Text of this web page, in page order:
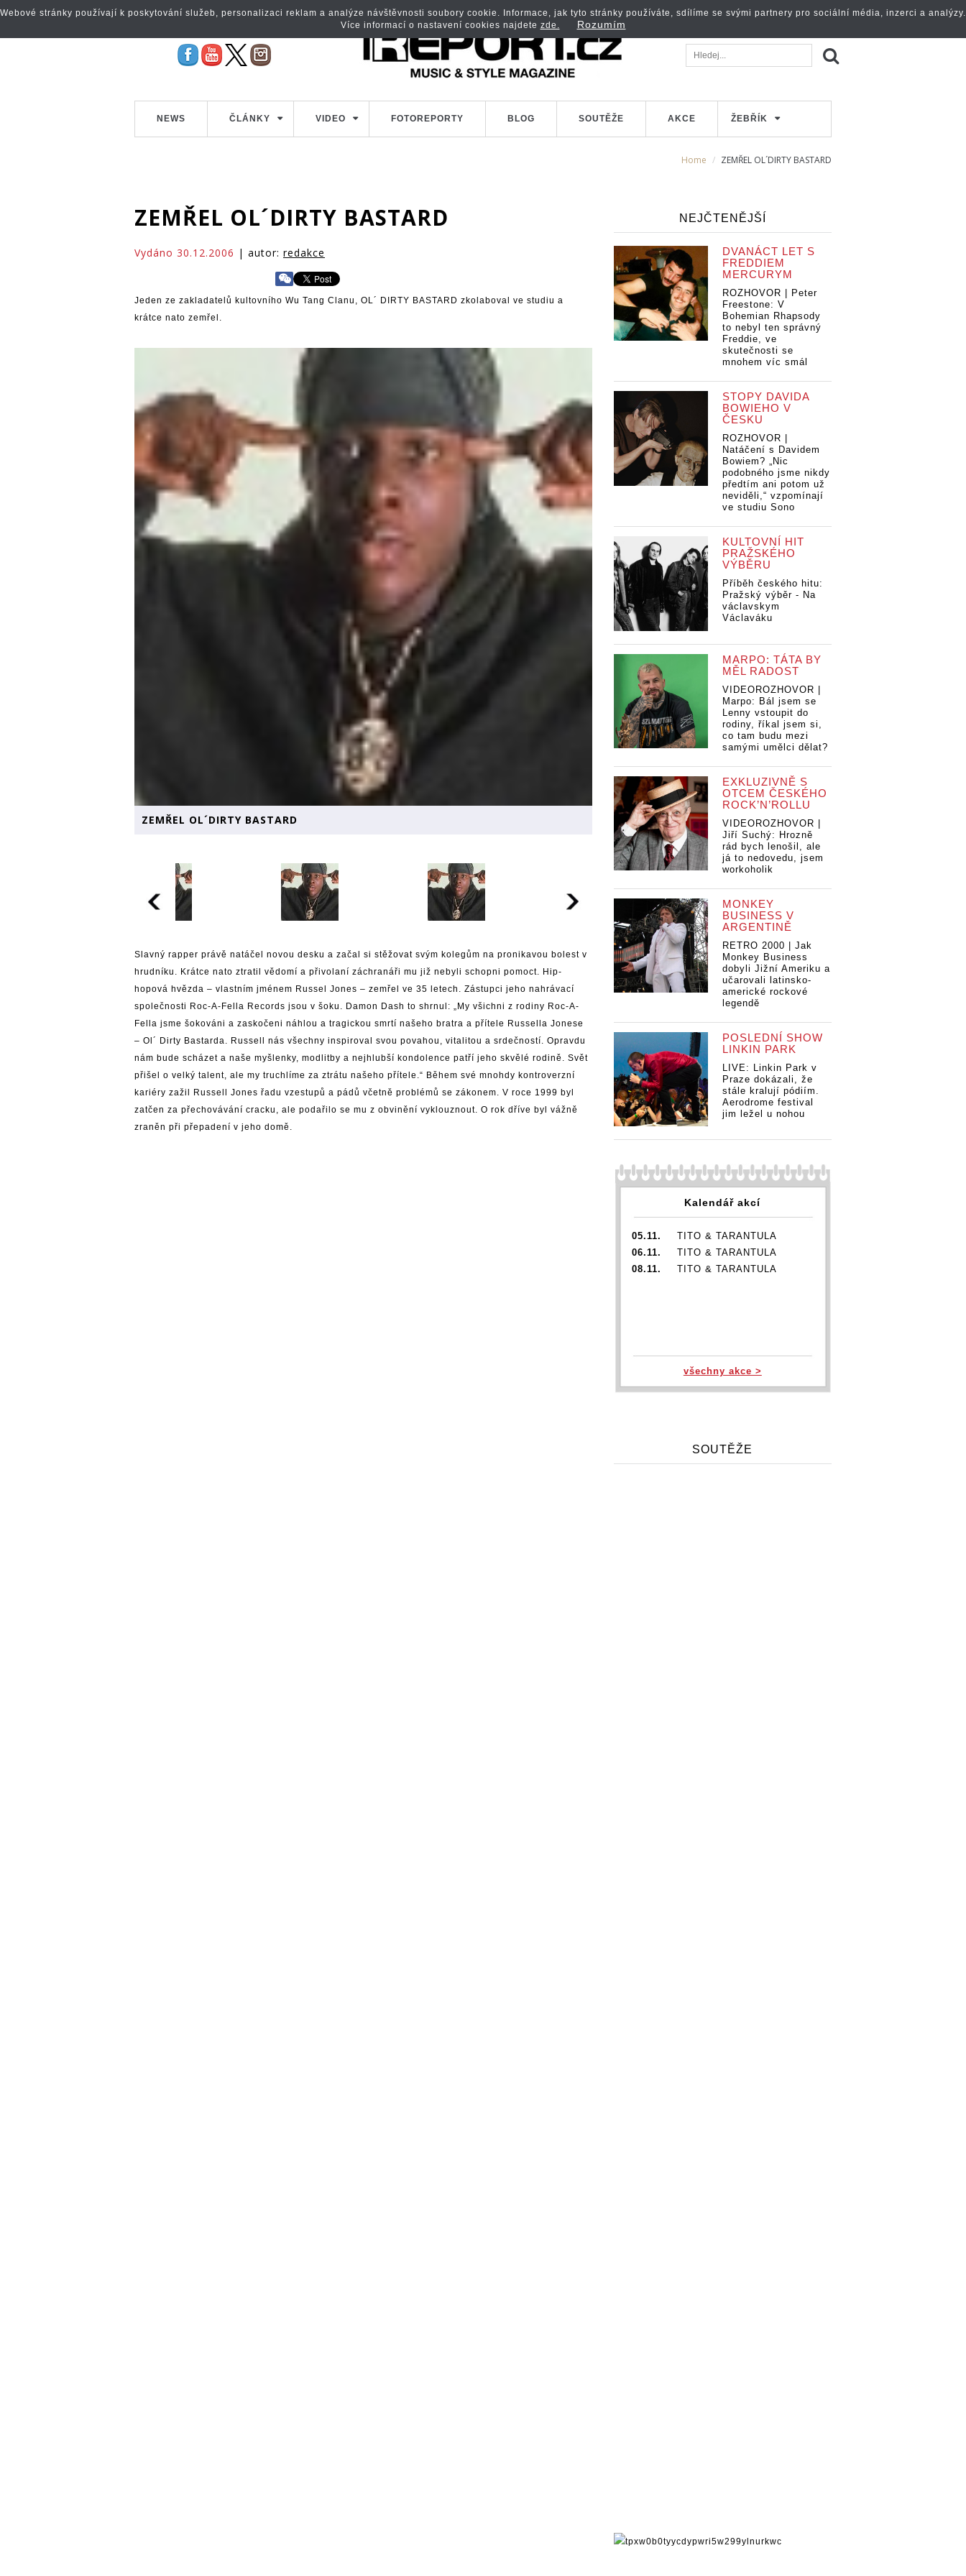
NEWS ČLÁNKY VIDEO FOTOREPORTY BLOG SOUTĚŽE AKCE ŽEBŘÍK
Home ZEMŘEL OL´DIRTY BASTARD
ZEMŘEL OL´DIRTY BASTARD
Vydáno 30.12.2006 | autor: redakce
Jeden ze zakladatelů kultovního Wu Tang Clanu, OL´ DIRTY BASTARD zkolaboval ve studiu a
krátce nato zemřel.
ZEMŘEL OL´DIRTY BASTARD
Slavný rapper právě natáčel novou desku a začal si stěžovat svým kolegům na pronikavou bolest v
hrudníku. Krátce nato ztratil vědomí a přivolaní záchranáři mu již nebyli schopni pomoct. Hip-
hopová hvězda – vlastním jménem Russel Jones – zemřel ve 35 letech. Zástupci jeho nahrávací
společnosti Roc-A-Fella Records jsou v šoku. Damon Dash to shrnul: „My všichni z rodiny Roc-A-
Fella jsme šokováni a zaskočeni náhlou a tragickou smrtí našeho bratra a přítele Russella Jonese
– Ol´ Dirty Bastarda. Russell nás všechny inspiroval svou povahou, vitalitou a srdečností. Opravdu
nám bude scházet a naše myšlenky, modlitby a nejhlubší kondolence patří jeho skvělé rodině. Svět
přišel o velký talent, ale my truchlíme za ztrátu našeho přítele.“ Během své mnohdy kontroverzní
kariéry zažil Russell Jones řadu vzestupů a pádů včetně problémů se zákonem. V roce 1999 byl
zatčen za přechovávání cracku, ale podařilo se mu z obvinění vyklouznout. O rok dříve byl vážně
zraněn při přepadení v jeho domě.
NEJČTENĚJŠÍ
DVANÁCT LET S
FREDDIEM
MERCURYM
ROZHOVOR | Peter
Freestone: V
Bohemian Rhapsody
to nebyl ten správný
Freddie, ve
skutečnosti se
mnohem víc smál
STOPY DAVIDA
BOWIEHO V
ČESKU
ROZHOVOR |
Natáčení s Davidem
Bowiem? „Nic
podobného jsme nikdy
předtím ani potom už
neviděli,“ vzpomínají
ve studiu Sono
KULTOVNÍ HIT
PRAŽSKÉHO
VÝBĚRU
Příběh českého hitu:
Pražský výběr - Na
václavskym
Václaváku
MARPO: TÁTA BY
MĚL RADOST
VIDEOROZHOVOR |
Marpo: Bál jsem se
Lenny vstoupit do
rodiny, říkal jsem si,
co tam budu mezi
samými umělci dělat?
EXKLUZIVNĚ S
OTCEM ČESKÉHO
ROCK’N’ROLLU
VIDEOROZHOVOR |
Jiří Suchý: Hrozně
rád bych lenošil, ale
já to nedovedu, jsem
workoholik
MONKEY
BUSINESS V
ARGENTINĚ
RETRO 2000 | Jak
Monkey Business
dobyli Jižní Ameriku a
učarovali latinsko-
americké rockové
legendě
POSLEDNÍ SHOW
LINKIN PARK
LIVE: Linkin Park v
Praze dokázali, že
stále kralují pódiím.
Aerodrome festival
jim ležel u nohou
Kalendář akcí
05.11.
TITO & TARANTULA
06.11.
TITO & TARANTULA
08.11.
TITO & TARANTULA
všechny akce >
SOUTĚŽE
Webové stránky používají k poskytování služeb, personalizaci reklam a analýze návštěvnosti soubory cookie. Informace, jak tyto stránky používáte, sdílíme se svými partnery pro sociální média, inzerci a analýzy.
Více informací o nastavení cookies najdete zde. Rozumím